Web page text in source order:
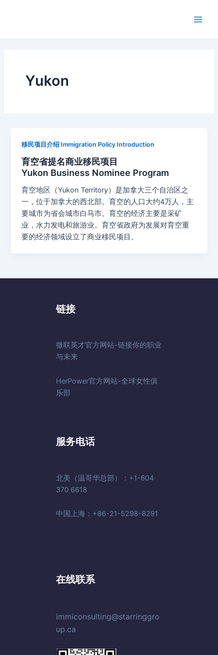
Yukon
移民项目介绍 Immigration Policy Introduction
育空省提名商业移民项目
Yukon Business Nominee Program
育空地区（Yukon Territory）是加拿大三个自治区之
一，位于加拿大的西北部。育空的人口大约4万人，主
要城市为省会城市白马市。育空的经济主要是采矿
业，水力发电和旅游业。育空省政府为发展对育空重
要的经济领域设立了商业移民项目。
链接
微联英才官方网站-链接你的职业
与未来
HerPower官方网站-全球女性俱
乐部
服务电话
北美（温哥华总部）：+1-604
370 6618
中国上海：+86-21-5298-8291
在线联系
immiconsulting@starringgro
up.ca